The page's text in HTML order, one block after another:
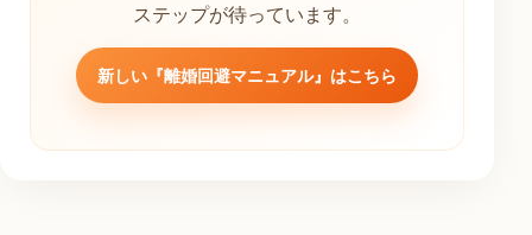
ステップが待っています。
新しい『離婚回避マニュアル』はこちら